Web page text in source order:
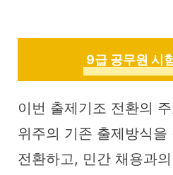
9급 공무원 시
이번 출제기조 전환의
위주의 기존 출제방식
전환하고, 민간 채용과